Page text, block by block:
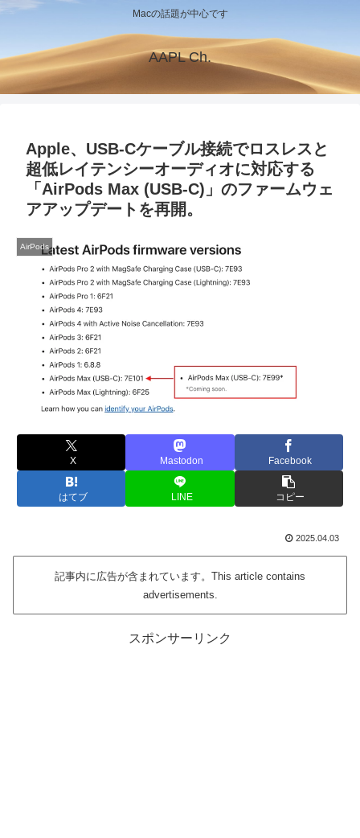
Macの話題が中心です
AAPL Ch.
Apple、USB-Cケーブル接続でロスレスと
超低レイテンシーオーディオに対応する
「AirPods Max (USB-C)」のファームウェ
アアップデートを再開。
AirPods
X Mastodon Facebook
はてブ LINE コピー
2025.04.03
記事内に広告が含まれています。This article contains
advertisements.
スポンサーリンク